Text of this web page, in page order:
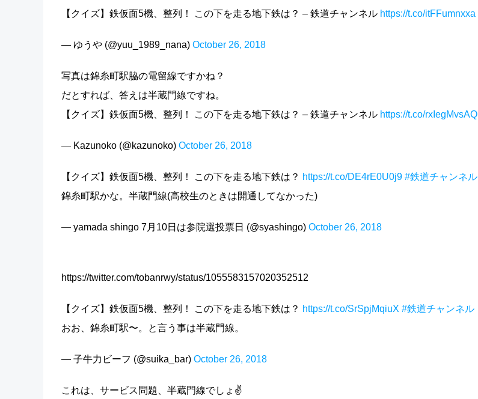
【クイズ】鉄仮面5機、整列！ この下を走る地下鉄は？ – 鉄道チャンネル https://t.co/itFFumnxxa
— ゆうや (@yuu_1989_nana) October 26, 2018
写真は錦糸町駅脇の電留線ですかね？
だとすれば、答えは半蔵門線ですね。
【クイズ】鉄仮面5機、整列！ この下を走る地下鉄は？ – 鉄道チャンネル https://t.co/rxIegMvsAQ
— Kazunoko (@kazunoko) October 26, 2018
【クイズ】鉄仮面5機、整列！ この下を走る地下鉄は？ https://t.co/DE4rE0U0j9 #鉄道チャンネル
錦糸町駅かな。半蔵門線(高校生のときは開通してなかった)
— yamada shingo 7月10日は参院選投票日 (@syashingo) October 26, 2018
https://twitter.com/tobanrwy/status/1055583157020352512
【クイズ】鉄仮面5機、整列！ この下を走る地下鉄は？ https://t.co/SrSpjMqiuX #鉄道チャンネル
おお、錦糸町駅〜。と言う事は半蔵門線。
— 子牛力ビーフ (@suika_bar) October 26, 2018
これは、サービス問題、半蔵門線でしょ✌️